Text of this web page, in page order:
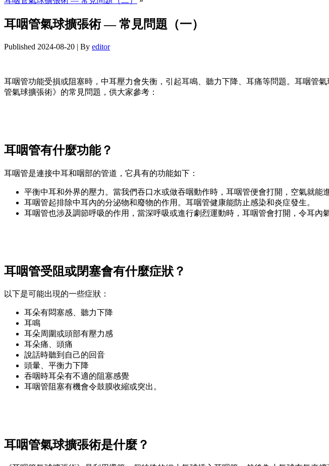
耳咽管氣球擴張術 — 常見問題（一）
Published 2024-08-20 | By editor
耳咽管功能受損或阻塞時，中耳壓力會失衡，引起耳鳴、聽力下降、耳痛等問題。耳咽管
管氣球擴張術》的常見問題，供大家參考：
耳咽管有什麼功能？
耳咽管是連接中耳和咽部的管道，它具有的功能如下：
平衡中耳和外界的壓力。當我們吞口水或做吞咽動作時，耳咽管便會打開，空氣就能
耳咽管起排除中耳內的分泌物和廢物的作用。耳咽管健康能防止感染和炎症發生。
耳咽管也涉及調節呼吸的作用，當深呼吸或進行劇烈運動時，耳咽管會打開，令耳內
耳咽管受阻或閉塞會有什麼症狀？
以下是可能出現的一些症狀：
耳朵有悶塞感、聽力下降
耳鳴
耳朵周圍或頭部有壓力感
耳朵痛、頭痛
說話時聽到自己的回音
頭暈、平衡力下降
吞咽時耳朵有不適的阻塞感覺
耳咽管阻塞有機會令鼓膜收縮或突出。
耳咽管氣球擴張術是什麼？